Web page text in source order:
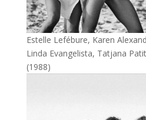
Estelle Lefébure, Karen
Linda Evangelista, Tatjana
(1988)